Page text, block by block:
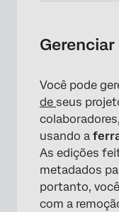
Você pode
de seus
usando a
As edições
metadados
portanto,
com a